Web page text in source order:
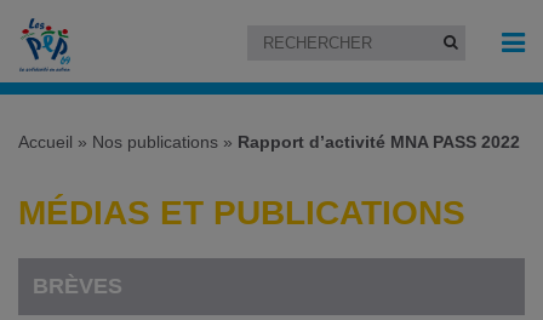
Accueil » Nos publications » Rapport d’activité MNA PASS 2022
MÉDIAS ET PUBLICATIONS
BRÈVES